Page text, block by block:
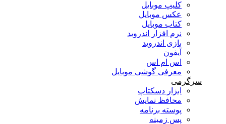
کلیپ موبایل
عکس موبایل
کتاب موبایل
نرم افزار اندروید
بازی اندروید
آیفون
اس ام اس
معرفی گوشی موبایل
سرگرمی
ابزار دسکتاپ
محافظ نمایش
پوسته برنامه
پس زمینه